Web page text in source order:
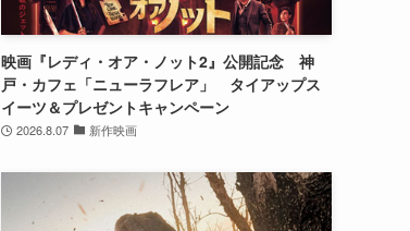
映画『レディ・オア・ノット2』公開記念 神
戸・カフェ「ニューラフレア」 タイアップス
イーツ＆プレゼントキャンペーン
2026.8.07 新作映画